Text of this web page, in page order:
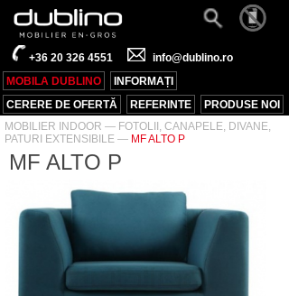
+36 20 326 4551
info@dublino.ro
MOBILA DUBLINO
INFORMAȚI
CERERE DE OFERTĂ
REFERINTE
PRODUSE NOI
MOBILIER INDOOR — FOTOLII, CANAPELE, DIVANE,
PATURI EXTENSIBILE — MF ALTO P
MF ALTO P